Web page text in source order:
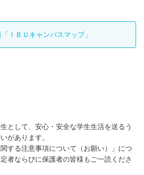
ＩＢＵキャンパスマップ」
として、安心・安全な学生生活を送るう
があります。
する注意事項について（お願い）」につ
者ならびに保護者の皆様もご一読くださ